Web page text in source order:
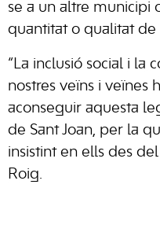
se a un altre municipi
quantitat o qualitat de
“La inclusió social i la
nostres veïns i veïnes
aconseguir aquesta
de Sant Joan, per la
insistint en ells des del
Roig.